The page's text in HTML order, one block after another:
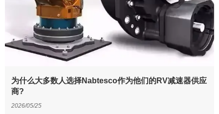
为什么大多数人选择Nabtesco作为他们的RV减速器供应
商?
2026/05/25